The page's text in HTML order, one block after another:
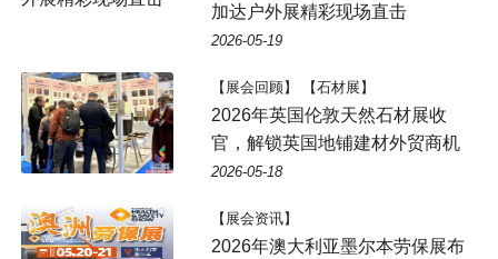
加达户外展精彩现场直击
2026-05-19
【展会回顾】 【石材展】
2026年英国伦敦天然石材展收
官，解锁英国地铺建材外贸商机
2026-05-18
【展会资讯】
2026年澳大利亚墨尔本劳保展布